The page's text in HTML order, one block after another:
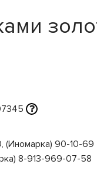
(Иномарка) 90-10-69
8-913-969-07-58